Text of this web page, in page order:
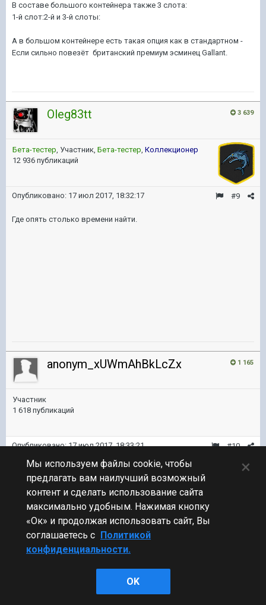
В составе большого контейнера также 3 слота:
1-й слот:2-й и 3-й слоты:
А в большом контейнере есть такая опция как в стандартном -
Если сильно повезёт британский премиум эсминец Gallant.
3 639
Oleg83tt
Бета-тестер, Участник, Бета-тестер, Коллекционер
12 936 публикаций
#9
Опубликовано: 17 июл 2017, 18:32:17
Где опять столько времени найти.
1 165
anonym_xUWmAhBkLcZx
Участник
1 618 публикаций
#10
Опубликовано:17 июл 2017, 18:33:21
Подкажите мне.Галлант может халявно выпасть в контейнере???
17 июл 2017, 18:37:27пользователем
Мы используем файлы cookie, чтобы
предлагать вам наилучший возможный
контент и сделать использование сайта
максимально удобным. Нажимая кнопку
«Ок» и продолжая использовать сайт, Вы
соглашаетесь с Политикой
конфиденциальности.
OK
×